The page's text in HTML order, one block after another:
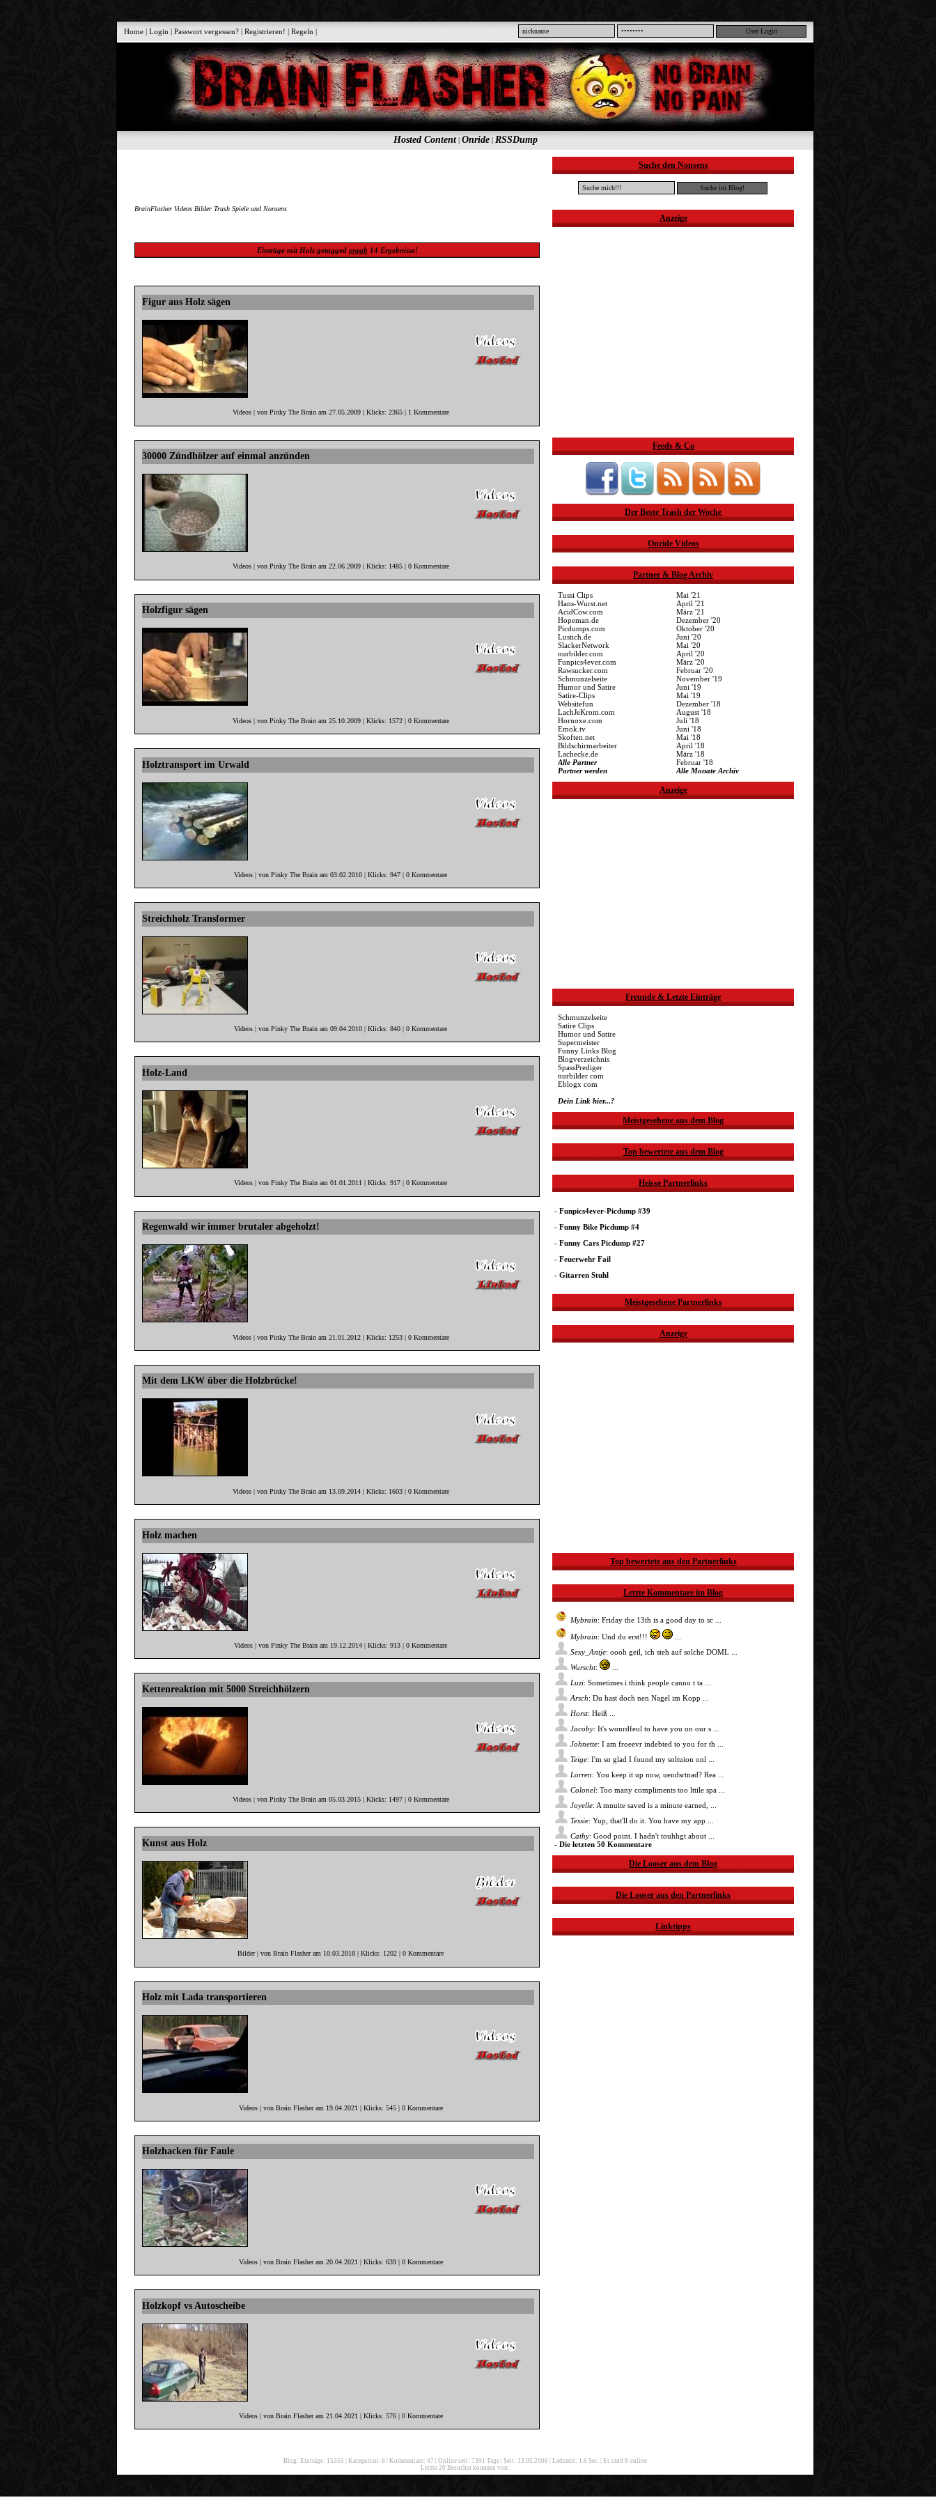
Home |Login |Passwort vergessen? |Registrieren! |Regeln |
Hosted Content| Onride| RSSDump
BrainFlasher Videos Bilder Trash Spiele und Nonsens
Einträge mit Holzgetagged ergab 14 Ergebnisse!
Figur aus Holz sägen
Videos | von Pinky The Brain am 27.05.2009 | Klicks: 2365 | 1 Kommentare
30000 Zündhölzer auf einmal anzünden
Videos | von Pinky The Brain am 22.06.2009 | Klicks: 1485 | 0 Kommentare
Holzfigur sägen
Videos | von Pinky The Brain am 25.10.2009 | Klicks: 1572 | 0 Kommentare
Holztransport im Urwald
Videos | von Pinky The Brain am 03.02.2010 | Klicks: 947 | 0 Kommentare
Streichholz Transformer
Videos | von Pinky The Brain am 09.04.2010 | Klicks: 840 | 0 Kommentare
Holz-Land
Videos | von Pinky The Brain am 01.01.2011 | Klicks: 917 | 0 Kommentare
Regenwald wir immer brutaler abgeholzt!
Videos | von Pinky The Brain am 21.01.2012 | Klicks: 1253 | 0 Kommentare
Mit dem LKW über die Holzbrücke!
Videos | von Pinky The Brain am 13.09.2014 | Klicks: 1603 | 0 Kommentare
Holz machen
Videos | von Pinky The Brain am 19.12.2014 | Klicks: 913 | 0 Kommentare
Kettenreaktion mit 5000 Streichhölzern
Videos | von Pinky The Brain am 05.03.2015 | Klicks: 1497 | 0 Kommentare
Kunst aus Holz
Bilder | von Brain Flasher am 10.03.2018 | Klicks: 1202 | 0 Kommentare
Holz mit Lada transportieren
Videos | von Brain Flasher am 19.04.2021 | Klicks: 545 | 0 Kommentare
Holzhacken für Faule
Videos | von Brain Flasher am 20.04.2021 | Klicks: 639 | 0 Kommentare
Holzkopf vs Autoscheibe
Videos | von Brain Flasher am 21.04.2021 | Klicks: 576 | 0 Kommentare
Suche den Nonsens
Anzeige
Feeds & Co
Der Beste Trash der Woche
Onride Videos
Partner & Blog Archiv
Tussi Clips
Hans-Wurst.net
AcidCow.com
Hopeman.de
Picdumps.com
Lustich.de
SlackerNetwork
nurbilder.com
Funpics4ever.com
Rawsucker.com
Schmunzelseite
Humor und Satire
Satire-Clips
Websitefun
LachJeKrom.com
Hornoxe.com
Emok.tv
Skoften.net
Bildschirmarbeiter
Lachecke.de
Alle Partner
Partner werden
Mai '21
April '21
März '21
Dezember '20
Oktober '20
Juni '20
Mai '20
April '20
März '20
Februar '20
November '19
Juni '19
Mai '19
Dezember '18
August '18
Juli '18
Juni '18
Mai '18
April '18
März '18
Februar '18
Alle Monate Archiv
Anzeige
Freunde & Letzte Einträge
Schmunzelseite
Satire Clips
Humor und Satire
Supermeister
Funny Links Blog
Blogverzeichnis
SpassPrediger
nurbilder com
Eblogx com
Dein Link hier...?
Meistgesehene aus dem Blog
Top bewertete aus dem Blog
Heisse Partnerlinks
-Funpics4ever-Picdump #39
-Funny Bike Picdump #4
-Funny Cars Picdump #27
-Feuerwehr Fail
-Gitarren Stuhl
Meistgesehene Partnerlinks
Anzeige
Top bewertete aus den Partnerlinks
Letzte Kommentare im Blog
Mybrain: Friday the 13th is a good day to sc ...
Mybrain: Und du erst!!!
Sexy_Antje: oooh geil, ich steh auf solche DOML ...
Wurscht:
Luzi: Sometimes i think people canno t ta ...
Arsch: Du hast doch nen Nagel im Kopp ...
Horst: Heiß ...
Jacoby: It's wonrdfeul to have you on our s ...
Johnette: I am froeevr indebted to you for th ...
Teige: I'm so glad I found my soltuion onl ...
Lorren: You keep it up now, uendsrtnad? Rea ...
Colonel: Too many compliments too lttile spa ...
Joyelle: A mnuite saved is a minute earned, ...
Tessie: Yup, that'll do it. You have my app ...
Cathy: Good point. I hadn't touhhgt about ...
- Die letzten 50 Kommentare
Die Looser aus dem Blog
Die Looser aus den Partnerlinks
Linktipps
Blog: Einträge: 15355 |Kategorien: 6 |Kommentare: 47 |Online seit: 7391 Tage |Seit: 13.05.2006 |Ladezeit: 1.6 Sec. |Es sind 8 online
Letzte 20 Besucher kommen von: